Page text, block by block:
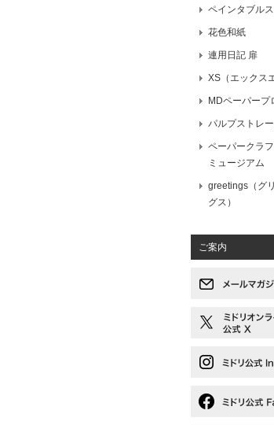
ペインタブル
花色和紙
連用日記 扉
XS（エックス
MDペーパープ
パルプストレ
ペーパークラフ
ミュージアム
greetings（グ
グス）
ご案内